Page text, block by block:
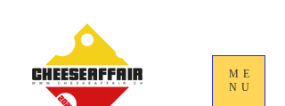
ME
NU